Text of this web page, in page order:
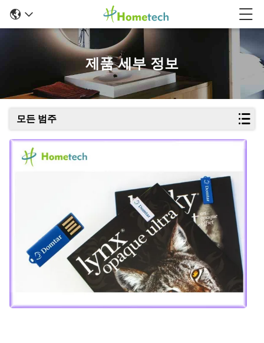
제품 세부 정보
모든 범주